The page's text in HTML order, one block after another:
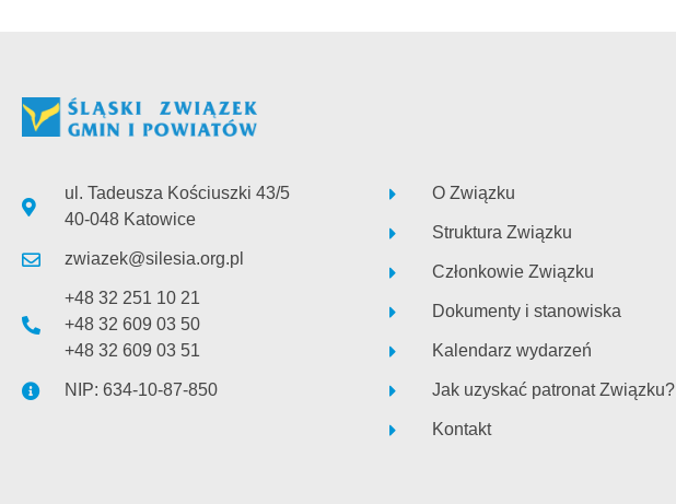
ul. Tadeusza Kościuszki 43/5
40-048 Katowice
zwiazek@silesia.org.pl
+48 32 251 10 21
+48 32 609 03 50
+48 32 609 03 51
NIP: 634-10-87-850
O Związku
Struktura Związku
Członkowie Związku
Dokumenty i stanowiska
Kalendarz wydarzeń
Jak uzyskać patronat Związku?
Kontakt